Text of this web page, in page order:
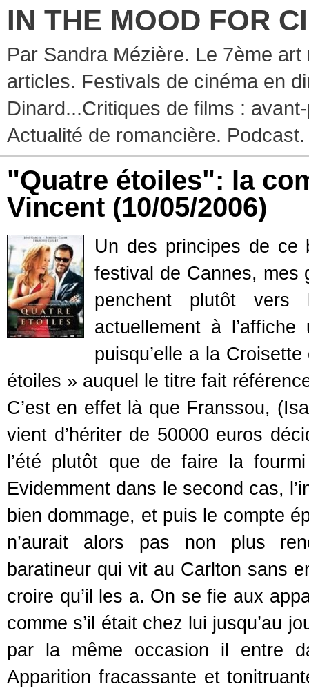
IN THE MOOD FOR
Par Sandra Mézière. Le 7ème
articles. Festivals de cinéma en
Dinard...Critiques de films :
Actualité de romancière. Podcast.
"Quatre étoiles": la
Vincent (10/05/2006)
Un des principes de ce
festival de Cannes, mes
penchent plutôt vers
actuellement à
puisqu’elle a la
étoiles » auquel le titre fait
C’est en effet là que Franssou,
vient d’hériter de 50000 euros
l’été plutôt que de faire la
Evidemment dans le second cas,
bien dommage, et puis le compte
n’aurait alors pas non plus
baratineur qui vit au Carlton sans
croire qu’il les a. On se fie aux
comme s’il était chez lui jusqu’au
par la même occasion il entre
Apparition fracassante et